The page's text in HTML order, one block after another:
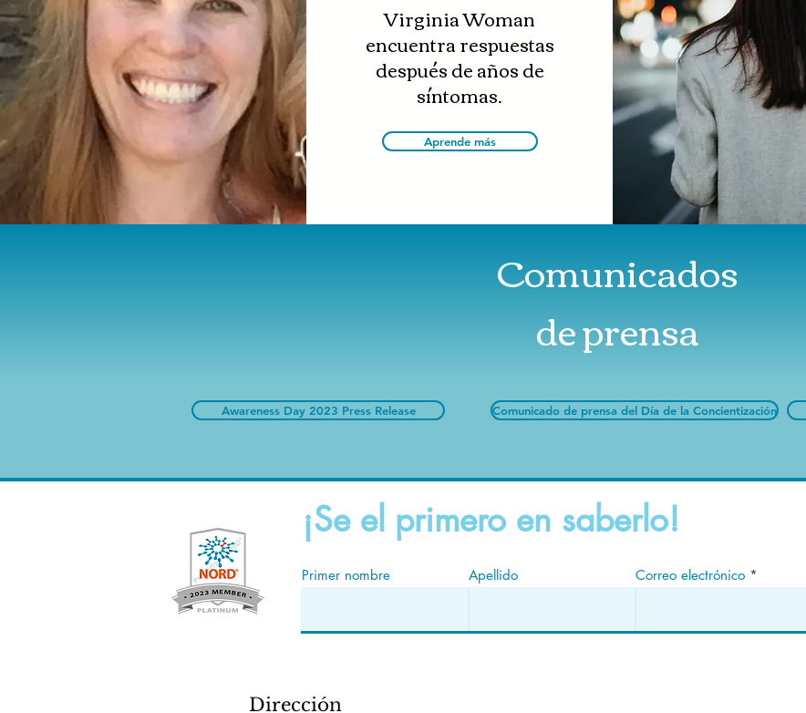
Virginia Woman
encuentra respuestas
después de años de
síntomas.
Aprende más
Comunicados
de prensa
Awareness Day 2023 Press Release Comunicado de prensa del Día de la Concientización
¡Se el primero en saberlo!
Primer nombre Apellido Correo electrónico
Dirección